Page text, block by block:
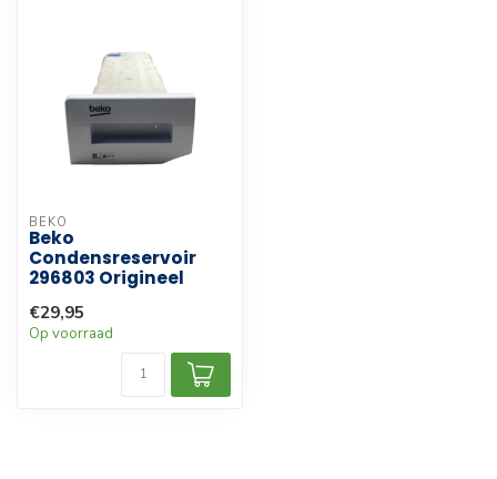
BEKO
Beko
Condensreservoir
296803 Origineel
€29,95
Op voorraad